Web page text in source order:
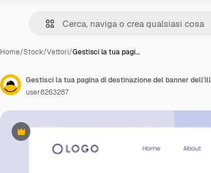
Home/Stock/Vettori/Gestisci la tua pagi…
Premium
user8263287